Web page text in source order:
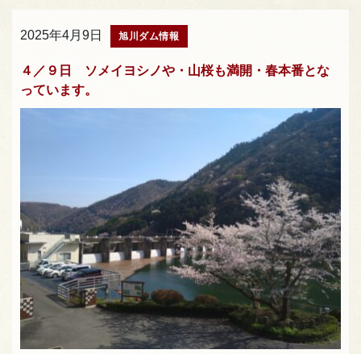
2025年4月9日 旭川ダム情報
４／９日 ソメイヨシノや・山桜も満開・春本番とな
っています。